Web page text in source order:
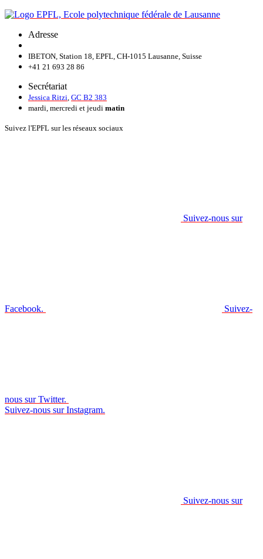
Adresse
IBETON, Station 18, EPFL, CH-1015 Lausanne, Suisse
+41 21 693 28 86
Secrétariat
Jessica Ritzi GC B2 383
mardi, mercredi et jeudi matin
Suivez l'EPFL sur les réseaux sociaux
Suivez-nous sur
Facebook. Suivez-
nous sur Twitter.
Suivez-nous sur Instagram.
Suivez-nous sur